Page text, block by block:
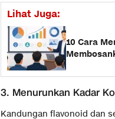
Lihat Juga:
10 Cara
3. Menurunkan Kadar
Kandungan flavonoid dan